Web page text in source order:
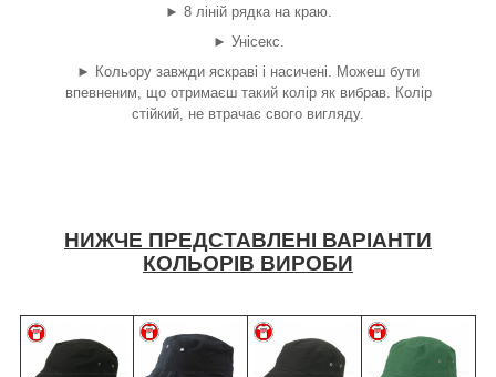
► 8 ліній рядка на краю.
► Унісекс.
► Кольору завжди яскраві і насичені. Можеш бути
впевненим, що отримаєш такий колір як вибрав. Колір
стійкий, не втрачає свого вигляду.
НИЖЧЕ ПРЕДСТАВЛЕНІ ВАРІАНТИ
КОЛЬОРІВ ВИРОБИ